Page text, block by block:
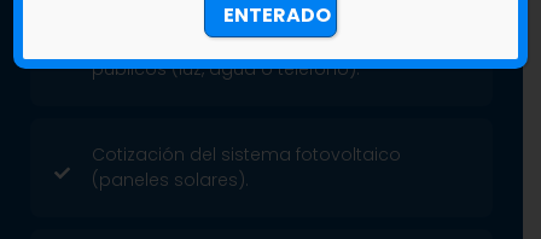
Último recibo de pago de servicios
públicos (luz, agua o teléfono).
Cotización del sistema fotovoltaico
(paneles solares).
ENTERADO